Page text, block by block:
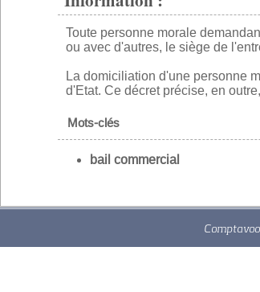
Toute personne morale
ou avec d'autres, le siège de
La domiciliation d'une personne
d'Etat. Ce décret précise, en
Mots-clés
bail commercial